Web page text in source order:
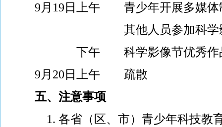
9月19日上午 青少年开展多媒体
其他人员参加科学影
下午 科学影像节优秀作品展
9月20日上午 疏散
五、注意事项
1. 各省（区、市）青少年科技教育